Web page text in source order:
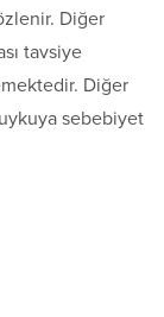
Diğer
tavsiye
Diğer
sebebiyet